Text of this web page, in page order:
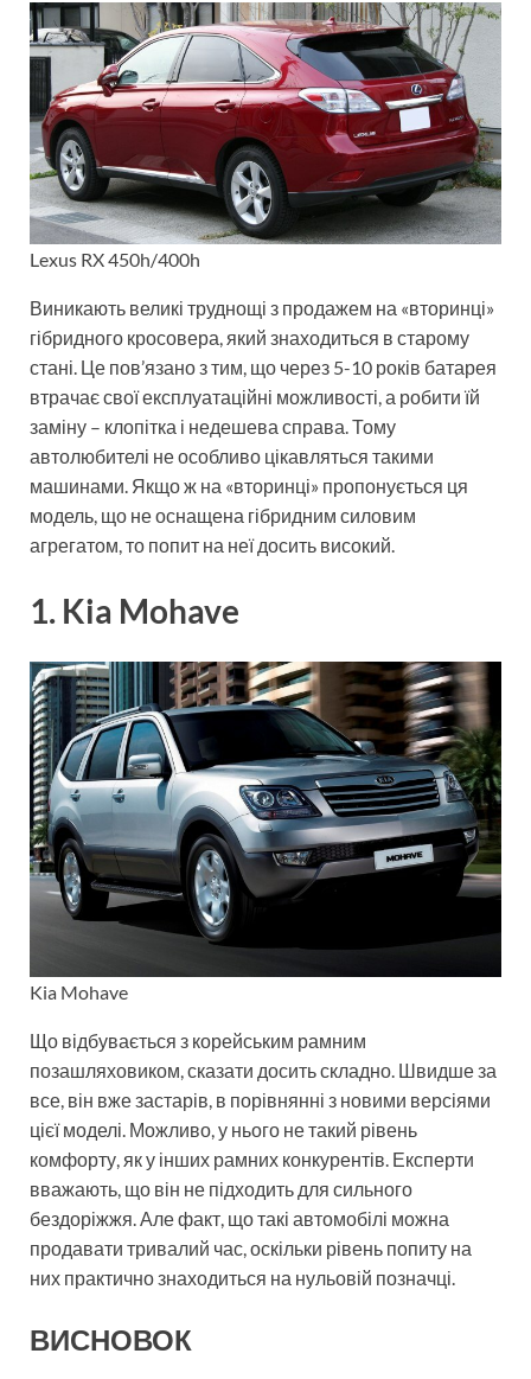
Lexus RX 450h/400h
Виникають великі труднощі з продажем на «вторинці»
гібридного кросовера, який знаходиться в старому
стані. Це пов’язано з тим, що через 5-10 років батарея
втрачає свої експлуатаційні можливості, а робити їй
заміну – клопітка і недешева справа. Тому
автолюбителі не особливо цікавляться такими
машинами. Якщо ж на «вторинці» пропонується ця
модель, що не оснащена гібридним силовим
агрегатом, то попит на неї досить високий.
1. Kia Mohave
Kia Mohave
Що відбувається з корейським рамним
позашляховиком, сказати досить складно. Швидше за
все, він вже застарів, в порівнянні з новими версіями
цієї моделі. Можливо, у нього не такий рівень
комфорту, як у інших рамних конкурентів. Експерти
вважають, що він не підходить для сильного
бездоріжжя. Але факт, що такі автомобілі можна
продавати тривалий час, оскільки рівень попиту на
них практично знаходиться на нульовій позначці.
ВИСНОВОК